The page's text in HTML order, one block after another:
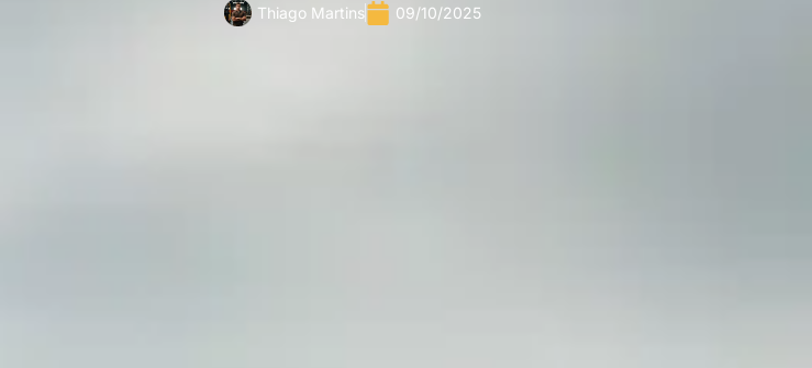
Thiago Martins 09/10/2025